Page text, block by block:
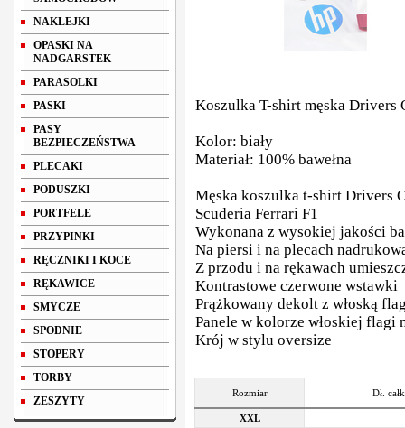
NAKLEJKI
OPASKI NA
NADGARSTEK
PARASOLKI
PASKI
PASY
BEZPIECZEŃSTWA
PLECAKI
PODUSZKI
PORTFELE
PRZYPINKI
RĘCZNIKI I KOCE
RĘKAWICE
SMYCZE
SPODNIE
STOPERY
TORBY
ZESZYTY
Koszulka T-shirt męska Drivers
Kolor: biały
Materiał: 100% bawełna
Męska koszulka t-shirt Drivers
Scuderia Ferrari F1
Wykonana z wysokiej jakości
Na piersi i na plecach
Z przodu i na rękawach
Kontrastowe czerwone wstawki
Prążkowany dekolt z włoską
Panele w kolorze włoskiej flagi
Krój w stylu oversize
Rozmiar Dł.
XXL